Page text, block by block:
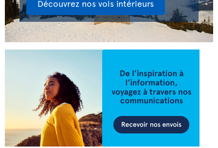
Découvrez nos vols intérieurs